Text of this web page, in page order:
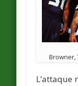
Browner,
L’attaque